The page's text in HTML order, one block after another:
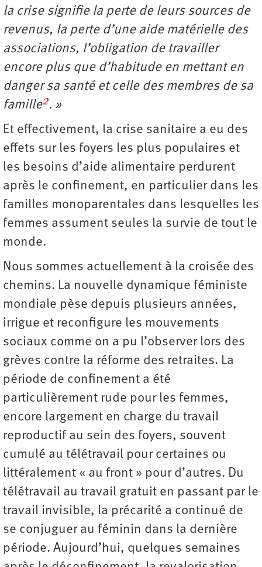
la crise signifie la perte de leurs sources de
revenus, la perte d’une aide matérielle des
associations, l’obligation de travailler
encore plus que d’habitude en mettant en
danger sa santé et celle des membres de sa
famille2. »
Et effectivement, la crise sanitaire a eu des
effets sur les foyers les plus populaires et
les besoins d’aide alimentaire perdurent
après le confinement, en particulier dans les
familles monoparentales dans lesquelles les
femmes assument seules la survie de tout le
monde.
Nous sommes actuellement à la croisée des
chemins. La nouvelle dynamique féministe
mondiale pèse depuis plusieurs années,
irrigue et reconfigure les mouvements
sociaux comme on a pu l’observer lors des
grèves contre la réforme des retraites. La
période de confinement a été
particulièrement rude pour les femmes,
encore largement en charge du travail
reproductif au sein des foyers, souvent
cumulé au télétravail pour certaines ou
littéralement « au front » pour d’autres. Du
télétravail au travail gratuit en passant par le
travail invisible, la précarité a continué de
se conjuguer au féminin dans la dernière
période. Aujourd’hui, quelques semaines